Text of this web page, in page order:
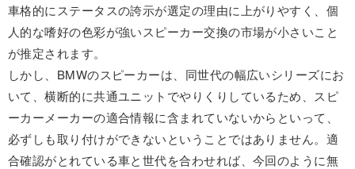
車格的にステータスの誇示が選定の理由に上がりやすく、個
人的な嗜好の色彩が強いスピーカー交換の市場が小さいこと
が推定されます。
しかし、BMWのスピーカーは、同世代の幅広いシリーズにお
いて、横断的に共通ユニットでやりくりしているため、スピ
ーカーメーカーの適合情報に含まれていないからといって、
必ずしも取り付けができないということではありません。適
合確認がとれている車と世代を合わせれば、今回のように無